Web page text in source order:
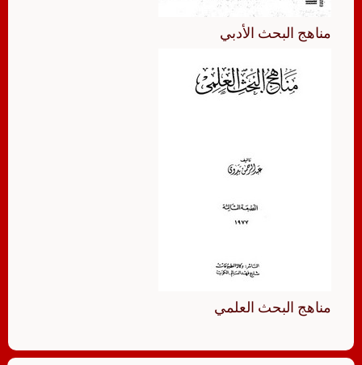
مناهج البحث الأدبي
مناهج البحث العلمي